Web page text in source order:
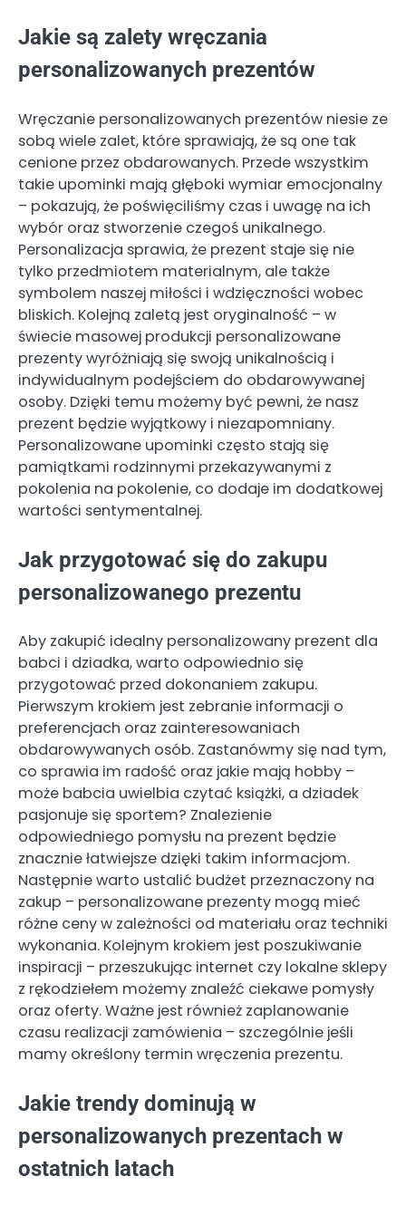
Jakie są zalety wręczania
personalizowanych prezentów
Wręczanie personalizowanych prezentów niesie ze
sobą wiele zalet, które sprawiają, że są one tak
cenione przez obdarowanych. Przede wszystkim
takie upominki mają głęboki wymiar emocjonalny
– pokazują, że poświęciliśmy czas i uwagę na ich
wybór oraz stworzenie czegoś unikalnego.
Personalizacja sprawia, że prezent staje się nie
tylko przedmiotem materialnym, ale także
symbolem naszej miłości i wdzięczności wobec
bliskich. Kolejną zaletą jest oryginalność – w
świecie masowej produkcji personalizowane
prezenty wyróżniają się swoją unikalnością i
indywidualnym podejściem do obdarowywanej
osoby. Dzięki temu możemy być pewni, że nasz
prezent będzie wyjątkowy i niezapomniany.
Personalizowane upominki często stają się
pamiątkami rodzinnymi przekazywanymi z
pokolenia na pokolenie, co dodaje im dodatkowej
wartości sentymentalnej.
Jak przygotować się do zakupu
personalizowanego prezentu
Aby zakupić idealny personalizowany prezent dla
babci i dziadka, warto odpowiednio się
przygotować przed dokonaniem zakupu.
Pierwszym krokiem jest zebranie informacji o
preferencjach oraz zainteresowaniach
obdarowywanych osób. Zastanówmy się nad tym,
co sprawia im radość oraz jakie mają hobby –
może babcia uwielbia czytać książki, a dziadek
pasjonuje się sportem? Znalezienie
odpowiedniego pomysłu na prezent będzie
znacznie łatwiejsze dzięki takim informacjom.
Następnie warto ustalić budżet przeznaczony na
zakup – personalizowane prezenty mogą mieć
różne ceny w zależności od materiału oraz techniki
wykonania. Kolejnym krokiem jest poszukiwanie
inspiracji – przeszukując internet czy lokalne sklepy
z rękodziełem możemy znaleźć ciekawe pomysły
oraz oferty. Ważne jest również zaplanowanie
czasu realizacji zamówienia – szczególnie jeśli
mamy określony termin wręczenia prezentu.
Jakie trendy dominują w
personalizowanych prezentach w
ostatnich latach